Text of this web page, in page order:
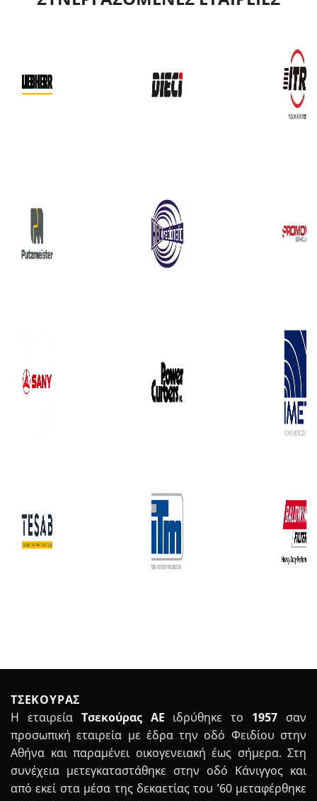
ΤΣΕΚΟΥΡΑΣ
Η εταιρεία Τσεκούρας ΑΕ ιδρύθηκε το 1957 σαν
προσωπική εταιρεία με έδρα την οδό Φειδίου στην
Αθήνα και παραμένει οικογενειακή έως σήμερα. Στη
συνέχεια μετεγκαταστάθηκε στην οδό Κάνιγγος και
από εκεί στα μέσα της δεκαετίας του ’60 μεταφέρθηκε